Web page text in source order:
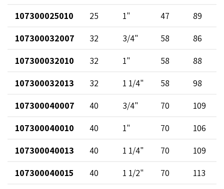
107300025010
25 1" 47
89
107300032007
32 3/4" 58
86
107300032010
32 1" 58
88
107300032013
32 1 1/4" 58
98
107300040007
40 3/4" 70
109
107300040010
40 1" 70
106
107300040013
40 1 1/4" 70
109
107300040015
40 1 1/2" 70
113